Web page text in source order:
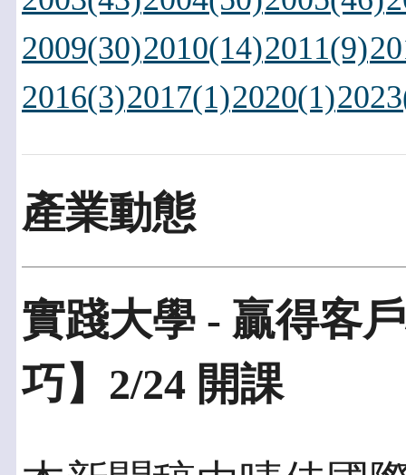
2009(30)2010(14)2011(9)
2016(3)2017(1)2020(1)
產業動態
實踐大學 - 贏得客
巧】2/24 開課